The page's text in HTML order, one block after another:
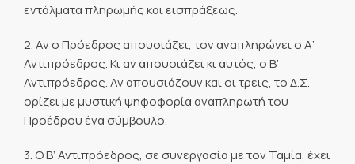
εντάλματα πληρωμής και εισπράξεως.
2. Αν ο Πρόεδρος απουσιάζει, τον αναπληρώνει ο Α’
Αντιπρόεδρος. Κι αν απουσιάζει κι αυτός, ο Β’
Αντιπρόεδρος. Αν απουσιάζουν και οι τρεις, το Δ.Σ.
ορίζει με μυστική ψηφοφορία αναπληρωτή του
Προέδρου ένα σύμβουλο.
3. Ο Β’ Αντιπρόεδρος, σε συνεργασία με τον Ταμία, έχει